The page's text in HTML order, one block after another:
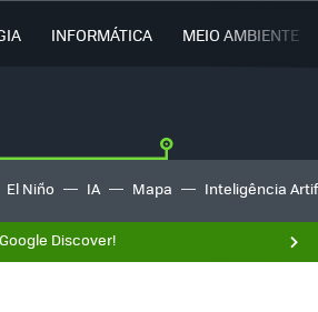
INFORMÁTICA MEIO AMBIENTE
El Niño IA Mapa Inteligência
Discover!